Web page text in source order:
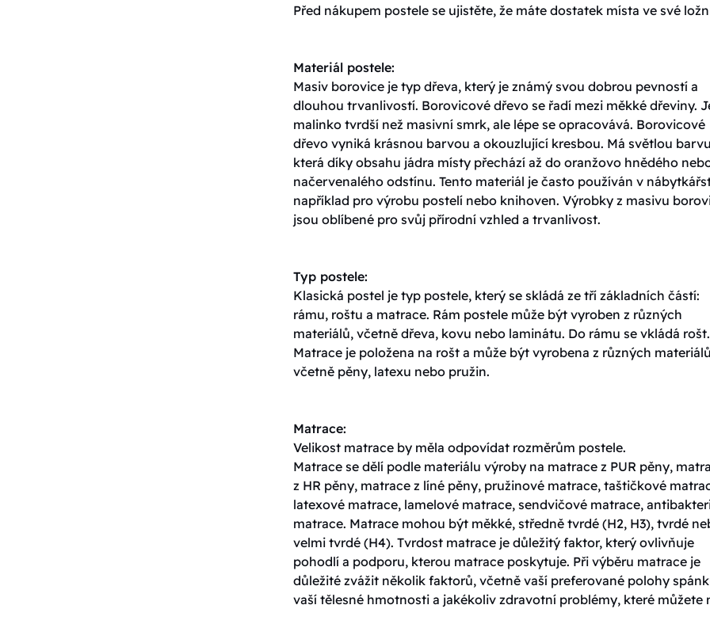
Před nákupem postele se ujistěte, že máte dostatek místa ve své
Materiál postele:
Masiv borovice je typ dřeva, který je známý svou dobrou pevností a
dlouhou trvanlivostí. Borovicové dřevo se řadí mezi měkké dřeviny.
malinko tvrdší než masivní smrk, ale lépe se opracovává. Borovicové
dřevo vyniká krásnou barvou a okouzlující kresbou. Má světlou
která díky obsahu jádra místy přechází až do oranžovo hnědého
načervenalého odstínu. Tento materiál je často používán v
například pro výrobu postelí nebo knihoven. Výrobky z masivu
jsou oblíbené pro svůj přírodní vzhled a trvanlivost.
Typ postele:
Klasická postel je typ postele, který se skládá ze tří základních částí:
rámu, roštu a matrace. Rám postele může být vyroben z různých
materiálů, včetně dřeva, kovu nebo laminátu. Do rámu se vkládá rošt.
Matrace je položena na rošt a může být vyrobena z různých
včetně pěny, latexu nebo pružin.
Matrace:
Velikost matrace by měla odpovídat rozměrům postele.
Matrace se dělí podle materiálu výroby na matrace z PUR pěny,
z HR pěny, matrace z líné pěny, pružinové matrace, taštičkové
latexové matrace, lamelové matrace, sendvičové matrace,
matrace. Matrace mohou být měkké, středně tvrdé (H2, H3), tvrdé
velmi tvrdé (H4). Tvrdost matrace je důležitý faktor, který ovlivňuje
pohodlí a podporu, kterou matrace poskytuje. Při výběru matrace je
důležité zvážit několik faktorů, včetně vaší preferované polohy
vaší tělesné hmotnosti a jakékoliv zdravotní problémy, které můžete